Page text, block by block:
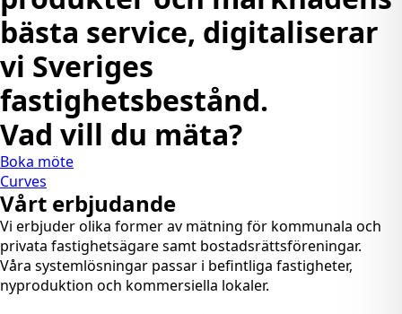
bästa service, digitaliserar
vi Sveriges
fastighetsbestånd.
Vad vill du mäta?
Boka möte
Curves
Vårt erbjudande
Vi erbjuder olika former av mätning för kommunala och
privata fastighetsägare samt bostadsrättsföreningar.
Våra systemlösningar passar i befintliga fastigheter,
nyproduktion och kommersiella lokaler.